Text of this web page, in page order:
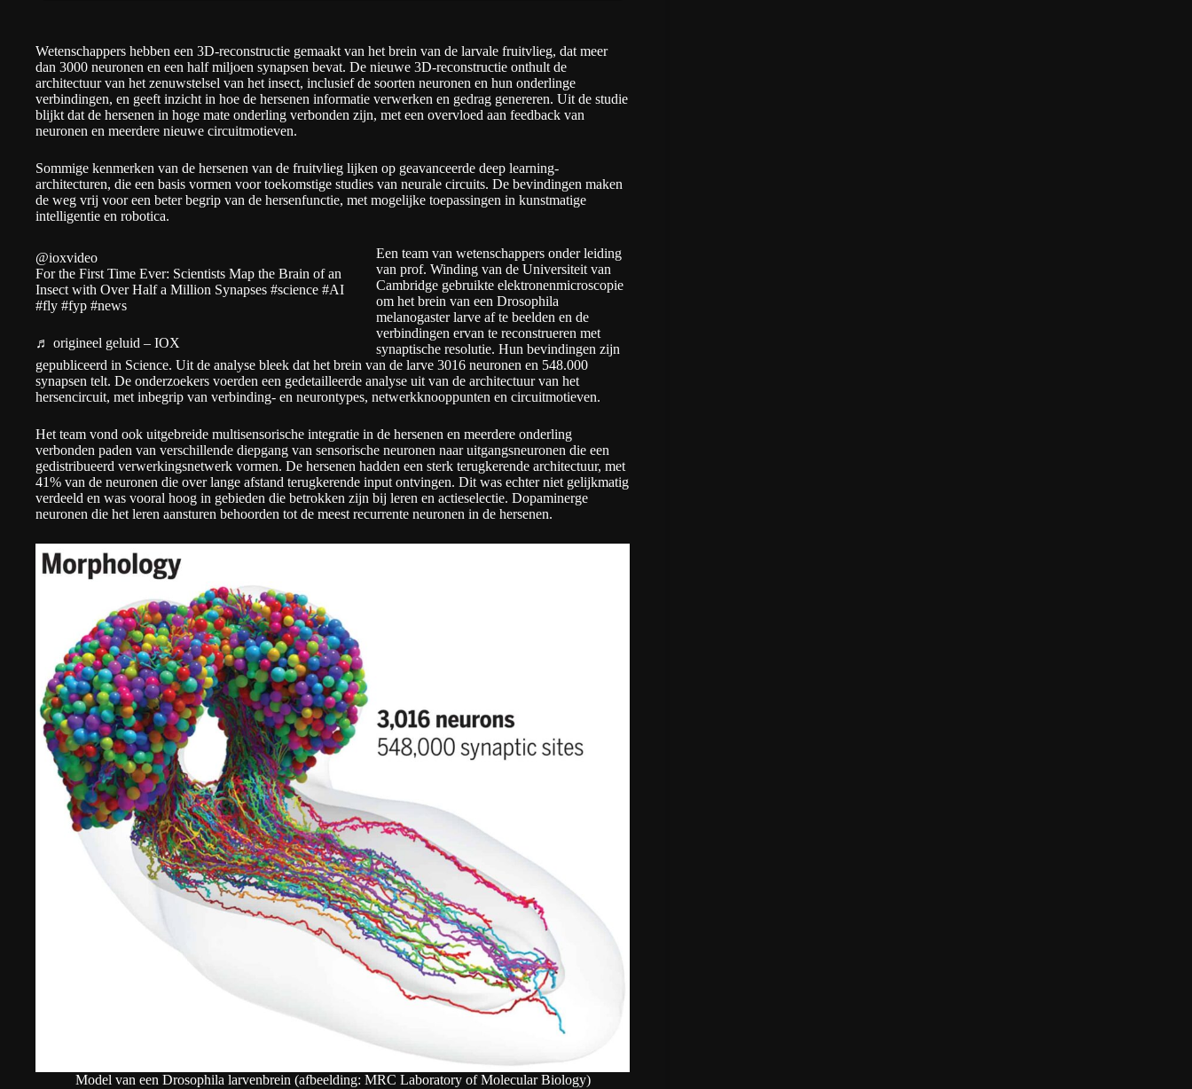
Wetenschappers hebben een 3D-reconstructie gemaakt van het brein van de larvale fruitvlieg, dat meer
dan 3000 neuronen en een half miljoen synapsen bevat. De nieuwe 3D-reconstructie onthult de
architectuur van het zenuwstelsel van het insect, inclusief de soorten neuronen en hun onderlinge
verbindingen, en geeft inzicht in hoe de hersenen informatie verwerken en gedrag genereren. Uit de studie
blijkt dat de hersenen in hoge mate onderling verbonden zijn, met een overvloed aan feedback van
neuronen en meerdere nieuwe circuitmotieven.
Sommige kenmerken van de hersenen van de fruitvlieg lijken op geavanceerde deep learning-
architecturen, die een basis vormen voor toekomstige studies van neurale circuits. De bevindingen maken
de weg vrij voor een beter begrip van de hersenfunctie, met mogelijke toepassingen in kunstmatige
intelligentie en robotica.
@ioxvideo
For the First Time Ever: Scientists Map the Brain of an
Insect with Over Half a Million Synapses #science #AI
#fly #fyp #news
♬ origineel geluid – IOX
Een team van wetenschappers onder leiding
van prof. Winding van de Universiteit van
Cambridge gebruikte elektronenmicroscopie
om het brein van een Drosophila
melanogaster larve af te beelden en de
verbindingen ervan te reconstrueren met
synaptische resolutie. Hun bevindingen zijn
gepubliceerd in Science. Uit de analyse bleek dat het brein van de larve 3016 neuronen en 548.000
synapsen telt. De onderzoekers voerden een gedetailleerde analyse uit van de architectuur van het
hersencircuit, met inbegrip van verbinding- en neurontypes, netwerkknooppunten en circuitmotieven.
Het team vond ook uitgebreide multisensorische integratie in de hersenen en meerdere onderling
verbonden paden van verschillende diepgang van sensorische neuronen naar uitgangsneuronen die een
gedistribueerd verwerkingsnetwerk vormen. De hersenen hadden een sterk terugkerende architectuur, met
41% van de neuronen die over lange afstand terugkerende input ontvingen. Dit was echter niet gelijkmatig
verdeeld en was vooral hoog in gebieden die betrokken zijn bij leren en actieselectie. Dopaminerge
neuronen die het leren aansturen behoorden tot de meest recurrente neuronen in de hersenen.
Model van een Drosophila larvenbrein (afbeelding: MRC Laboratory of Molecular Biology)